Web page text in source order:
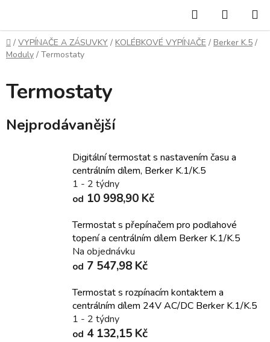
obsah
Hledat
KOŠÍK
Domů
/ VYPÍNAČE A ZÁSUVKY / KOLÉBKOVÉ VYPÍNAČE / Berker K.5 /
Moduly / Termostaty
Termostaty
Nejprodávanější
Digitální termostat s nastavením času a
centrálním dílem, Berker K.1/K.5
1 - 2 týdny
od 10 998,90 Kč
Termostat s přepínačem pro podlahové
topení a centrálním dílem Berker K.1/K.5
Na objednávku
od 7 547,98 Kč
Termostat s rozpínacím kontaktem a
centrálním dílem 24V AC/DC Berker K.1/K.5
1 - 2 týdny
od 4 132,15 Kč